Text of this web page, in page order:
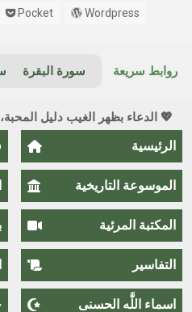
Pocket Wordpress
روابط سريعة سورة البقرة
💖 الدعاء بظهر الغيب دليل
الرئيسية
الموسوعة التاريخية
المكتبة المرئية
التفاسير
اسماء اللَّٰه الحسنى